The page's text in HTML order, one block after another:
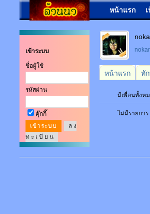
หน้าแรก
เข้าระบบ
ชื่อผู้ใช้
รหัสผ่าน
คุ๊กกี๊
ล ง
ท ะ เ บี ย น
หน้าแรก ทั
มีเพื่อนทั้งห
ไม่มีรายการ